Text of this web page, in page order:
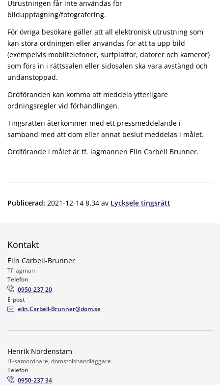
Utrustningen får inte användas för
bildupptagning/fotografering.
För övriga besökare gäller att all elektronisk utrustning som
kan störa ordningen eller användas för att ta upp bild
(exempelvis mobiltelefoner, surfplattor, datorer och kameror)
som förs in i rättssalen eller sidosalen ska vara avstängd och
undanstoppad.
Ordföranden kan komma att meddela ytterligare
ordningsregler vid förhandlingen.
Tingsrätten återkommer med ett pressmeddelande i
samband med att dom eller annat beslut meddelas i målet.
Ordförande i målet är tf. lagmannen Elin Carbell Brunner.
Publicerad: 2021-12-14 8.34 av Lycksele tingsrätt
Kontakt
Elin Carbell-Brunner
Tf lagman
Telefon
0950-237 20
E-post
elin.Carbell-Brunner@dom.se
Henrik Nordenstam
IT-samordnare, domstolshandläggare
Telefon
0950-237 34